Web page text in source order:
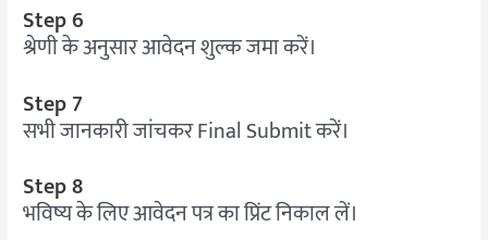
Step 6
श्रेणी के अनुसार आवेदन शुल्क जमा करें।
Step 7
सभी जानकारी जांचकर Final Submit करें।
Step 8
भविष्य के लिए आवेदन पत्र का प्रिंट निकाल लें।